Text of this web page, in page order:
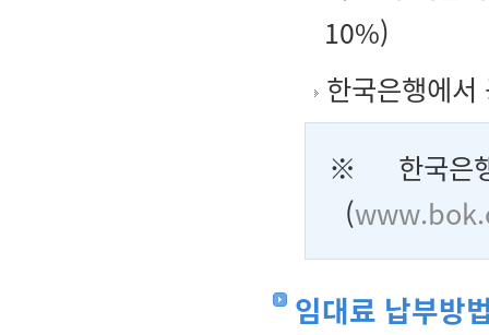
10%)
한국은행에
※ 한국은
(
임대료 납부방